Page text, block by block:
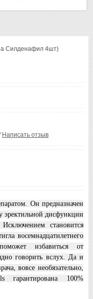
Силденафил 4шт)
Написать отзыв
Он предназначен
эректильной дисфункции
становится
восемнадцатилетнего
избавиться от
говорить вслух. Да и
вовсе необязательно,
гарантирована 100%